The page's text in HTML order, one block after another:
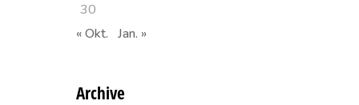
30
« Okt. Jan. »
Archive